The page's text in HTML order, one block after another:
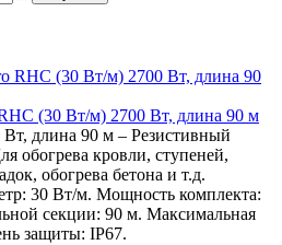
(30 Вт/м) 2700 Вт, длина 90 м
длина 90 м – Резистивный
кровли, ступеней,
обогрева бетона и т.д.
30 Вт/м. Мощность комплекта:
секции: 90 м. Максимальная
защиты: IP67.